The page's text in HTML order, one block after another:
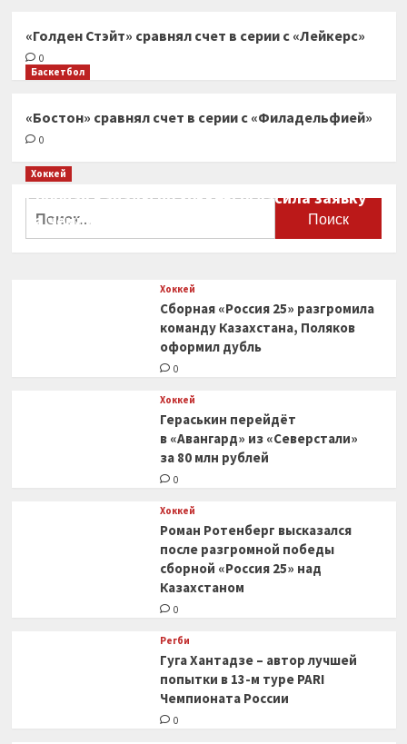
«Голден Стэйт» сравнял счет в серии с «Лейкерс»
0
Баскетбол
«Бостон» сравнял счет в серии с «Филадельфией»
0
Хоккей
Сборная Канады по хоккею огласила заявку
на чемпионат мира
Хоккей
Сборная «Россия 25» разгромила
команду Казахстана, Поляков
оформил дубль
0
Хоккей
Гераськин перейдёт
в «Авангард» из «Северстали»
за 80 млн рублей
0
Хоккей
Роман Ротенберг высказался
после разгромной победы
сборной «Россия 25» над
Казахстаном
0
Регби
Гуга Хантадзе – автор лучшей
попытки в 13-м туре PARI
Чемпионата России
0